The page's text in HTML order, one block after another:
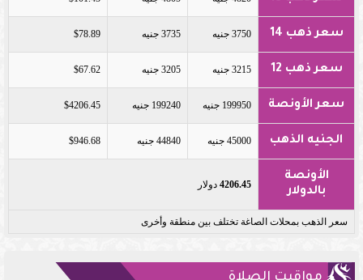
سعر ذهب 14 3750 جنيه 3735 جنيه $78.89
سعر ذهب 12 3215 جنيه 3205 جنيه $67.62
سعر الأونصة 199950 جنيه 199240 جنيه $4206.45
الجنيه الذهب 45000 جنيه 44840 جنيه $946.68
الأونصة
بالدولار
4206.45 دولار
سعر الذهب بمحلات الصاغة تختلف بين منطقة وأخرى